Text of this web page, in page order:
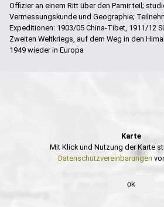
Offizier an einem Ritt über den Pamir teil;
Vermessungskunde und Geographie;
Expeditionen: 1903/05 China-Tibet, 1911/12
Zweiten Weltkriegs, auf dem Weg in den
1949 wieder in Europa
Karte
Mit Klick und Nutzung der Karte
Datenschutzvereinbarungen
ok